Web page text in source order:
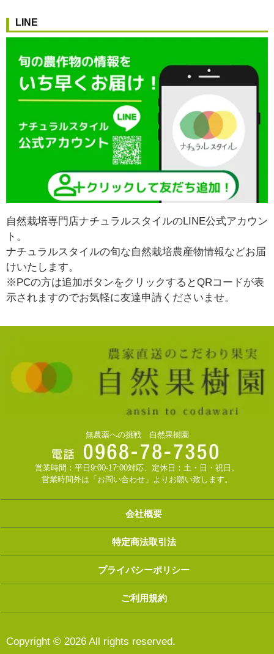
LINE
自然栽培専門店ナチュラルスタイルのLINE公式アカウン
ト。
ナチュラルスタイルの旬な自然栽培農産物情報などお届
けいたします。
※PCの方は追加ボタンをクリックするとQRコードが表
示されますのでお気軽に友達申請くださいませ。
無農薬への挑戦 自然果樹園
営業時間：平日9:00-17:00対応、定休日：土・日・祝日。
営業時間外は「お問い合わせ」よりお願い致します。
会社概要
特定商法取引法
プライバシーポリシー
ご利用規約
Copyright © 2026 All rights reserved.